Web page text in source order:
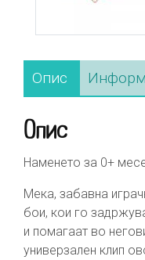
Опис
Опис
Наменето за 0+
Мека, забавна
бои, кои го
и помагаат во
универзален клип